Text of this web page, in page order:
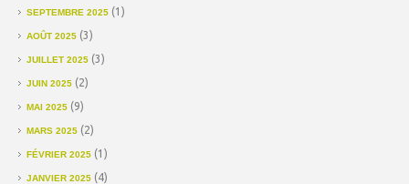
SEPTEMBRE 2025 (1)
AOÛT 2025 (3)
JUILLET 2025 (3)
JUIN 2025 (2)
MAI 2025 (9)
MARS 2025 (2)
FÉVRIER 2025 (1)
JANVIER 2025 (4)